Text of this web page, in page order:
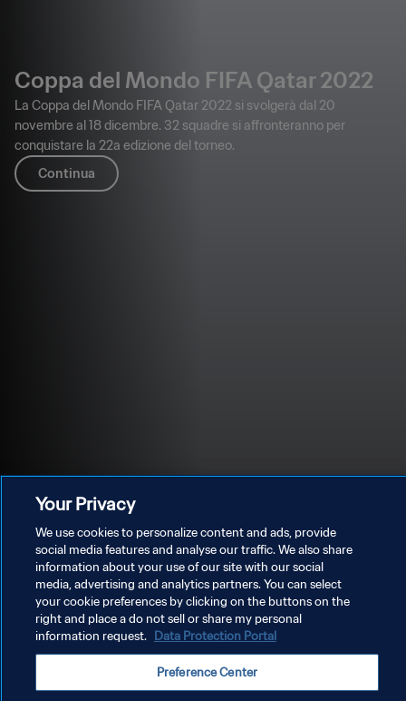
Coppa del Mondo FIFA Qatar 2022
La Coppa del Mondo FIFA Qatar 2022 si svolgerà dal 20
novembre al 18 dicembre. 32 squadre si affronteranno per
conquistare la 22a edizione del torneo.
Continua
PRIVACY POLICY
TERMINI DI SERVIZIO
GESTISCI LE TUE PREFERENZE PER I COOKIES
Copyright © 1994 - 2026 FIFA. Tutti i diritti riservati.
Your Privacy
We use cookies to personalize content and ads, provide
social media features and analyse our traffic. We also share
information about your use of our site with our social
media, advertising and analytics partners. You can select
your cookie preferences by clicking on the buttons on the
right and place a do not sell or share my personal
information request. Data Protection Portal
Preference Center